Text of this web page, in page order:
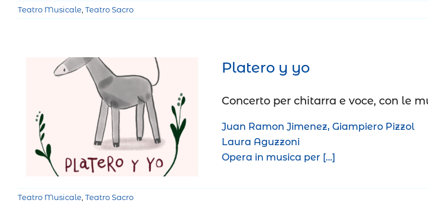
Teatro Musicale, Teatro Sacro
Platero y yo
Teatro Musicale Teatro Sacro
Platero y yo
Concerto per chitarra e voce, con le
Juan Ramon Jimenez, Giampiero Pizzol
Laura Aguzzoni
Opera in musica per […]
Teatro Musicale, Teatro Sacro